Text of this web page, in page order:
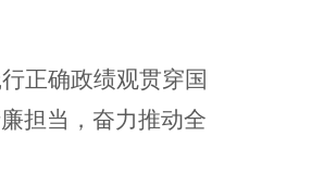
正确政绩观贯穿国
担当，奋力推动全